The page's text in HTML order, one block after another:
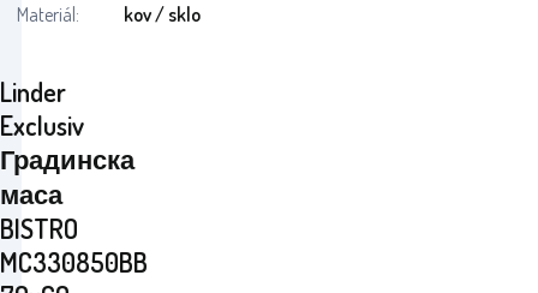
Linder
Exclusiv
Градинска
маса
BISTRO
MC330850BB
Materiál: kov / sklo